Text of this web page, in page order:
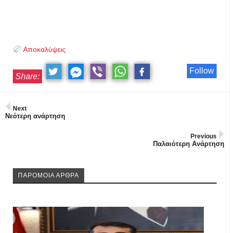
Αποκαλύψεις
Follow
Share:
Next
Νεότερη ανάρτηση
Previous
Παλαιότερη Ανάρτηση
ΠΑΡΟΜΟΙΑ ΑΡΘΡΑ